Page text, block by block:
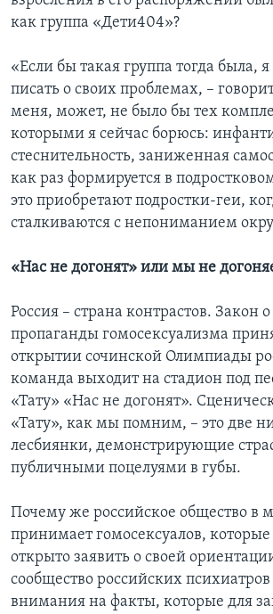
как группа «Дети404»?
«Если бы такая группа тогда была,
писать о своих проблемах, –
меня, может, не было бы тех
которыми я сейчас борюсь:
стеснительность, заниженная
как раз формируется в
это приобретают подростки-геи,
сталкиваются с непониманием
«Нас не догонят» или мы не
Россия – страна контрастов. Закон о
пропаганды гомосексуализма
открытии сочинской Олимпиады
команда выходит на стадион под
«Тату» «Нас не догонят».
«Тату», как мы помним, – это две
лесбиянки, демонстрирующие
публичными поцелуями в губы.
Почему же российское общество в
принимает гомосексуалов,
открыто заявить о своей
сообщество российских
внимания на факты, которые для